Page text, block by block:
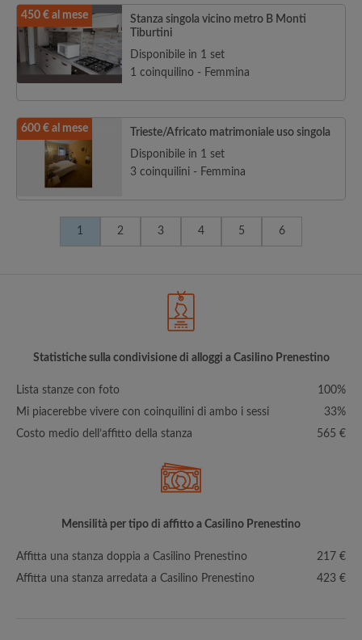
450 € al mese
Stanza singola vicino metro B Monti
Tiburtini
Disponibile in 1 set
1 coinquilino - Femmina
600 € al mese
Trieste/Africato matrimoniale uso singola
Disponibile in 1 set
3 coinquilini - Femmina
1 2 3 4 5 6
Statistiche sulla condivisione di alloggi a Casilino Prenestino
Lista stanze con foto
100%
Mi piacerebbe vivere con coinquilini di ambo i sessi
33%
Costo medio dell’affitto della stanza
565 €
Mensilità per tipo di affitto a Casilino Prenestino
Affitta una stanza doppia a Casilino Prenestino
217 €
Affitta una stanza arredata a Casilino Prenestino
423 €